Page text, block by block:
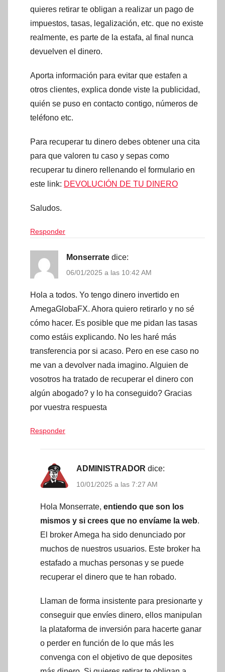
quieres retirar te obligan a realizar un pago de
impuestos, tasas, legalización, etc. que no existe
realmente, es parte de la estafa, al final nunca
devuelven el dinero.
Aporta información para evitar que estafen a
otros clientes, explica donde viste la publicidad,
quién se puso en contacto contigo, números de
teléfono etc.
Para recuperar tu dinero debes obtener una cita
para que valoren tu caso y sepas como
recuperar tu dinero rellenando el formulario en
este link: DEVOLUCIÓN DE TU DINERO
Saludos.
Responder
Monserrate dice:
06/01/2025 a las 10:42 AM
Hola a todos. Yo tengo dinero invertido en
AmegaGlobaFX. Ahora quiero retirarlo y no sé
cómo hacer. Es posible que me pidan las tasas
como estáis explicando. No les haré más
transferencia por si acaso. Pero en ese caso no
me van a devolver nada imagino. Alguien de
vosotros ha tratado de recuperar el dinero con
algún abogado? y lo ha conseguido? Gracias
por vuestra respuesta
Responder
ADMINISTRADOR dice:
10/01/2025 a las 7:27 AM
Hola Monserrate, entiendo que son los
mismos y si crees que no envíame la web.
El broker Amega ha sido denunciado por
muchos de nuestros usuarios. Este broker ha
estafado a muchas personas y se puede
recuperar el dinero que te han robado.
Llaman de forma insistente para presionarte y
conseguir que envíes dinero, ellos manipulan
la plataforma de inversión para hacerte ganar
o perder en función de lo que más les
convenga con el objetivo de que deposites